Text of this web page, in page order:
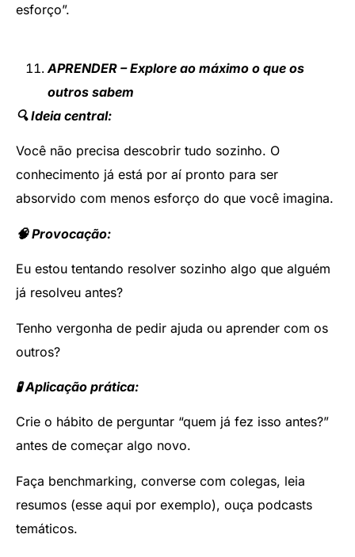
esforço”.
APRENDER – Explore ao máximo o que os
outros sabem
🔍 Ideia central:
Você não precisa descobrir tudo sozinho. O
conhecimento já está por aí pronto para ser
absorvido com menos esforço do que você imagina.
🧠 Provocação:
Eu estou tentando resolver sozinho algo que alguém
já resolveu antes?
Tenho vergonha de pedir ajuda ou aprender com os
outros?
🧪 Aplicação prática:
Crie o hábito de perguntar “quem já fez isso antes?”
antes de começar algo novo.
Faça benchmarking, converse com colegas, leia
resumos (esse aqui por exemplo), ouça podcasts
temáticos.